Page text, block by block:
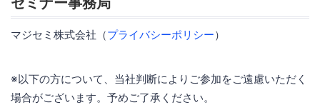
マジセミ株式会社（プライバシーポリシー）
※以下の方について、当社判断によりご参加をご遠慮いただく
場合がございます。予めご了承ください。